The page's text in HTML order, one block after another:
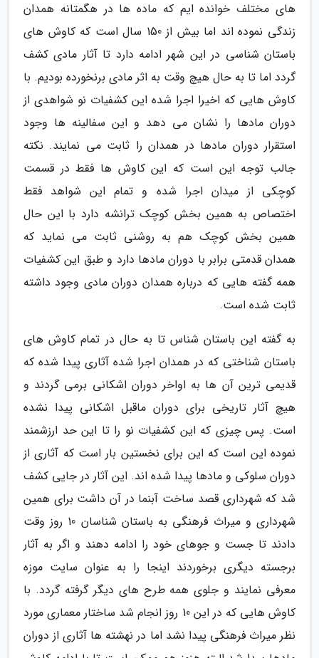
های مختلف خوانده ایم که ماده ها در هگمتانه همدان
زندگی نموده اند اما بیش از 150 سال است که کاوش های
باستان شناسی در این شهر ادامه دارد تا آثار مادی کشف
گردد اما تا به حال هیچ وقت به اثر مادی برنخورده بودیم. با
کاوش هایی که اخیرا اجرا شده این کشفیات نو شواهدی از
دوران مادها را نشان می دهد و این سفالینه ها وجود
استقرار دوران مادها در همدان را ثابت می نمایند. نکته
جالب توجه این است که این کاوش ها فقط در قسمت
کوچکی از میدان اجرا شده و تمام این شواهد فقط
اختصاص به همین بخش کوچک ترانشه دارد با این حال
همین بخش کوچک هم به روشنی ثابت می نماید که
همدان قدمتی برابر با دوران مادها دارد و طبق این کشفیات
همه گفته هایی که درباره همدان دوران مادی وجود داشته
ثابت شده است.
به گفته این باستان شناس تا به حال در تمام کاوش های
باستان شناختی که در همدان اجرا شده آثاری پیدا شده که
قدیمی ترین آن ها به اواخر دوران اشکانی برمی گردند و
هیچ آثار تاریخی برای دوران ماقبل اشکانی پیدا نشده
است. پس چیزی که این کشفیات نو را تا این حد ارزشمند
نموده این است که این برای نخستین بار است که آثاری از
دوران سلوکی و مادها پیدا شده اند. این آثار در جایی کشف
شد که شهرداری قصد ساخت آبنما در آن داشت برای همین
شهرداری و میراث فرهنگی به باستان شناسان 10 روز وقت
دادند تا جست و جوهای خود را ادامه دهند و اگر به آثار
برجسته دیگری برخوردند اینجا را به عنوان سایت موزه
معرفی نمایند و جلوی همه طرح های دیگر گرفته گردد. با
کاوش هایی که در این 10 روز انجام شد ساختار معماری مورد
نظر میراث فرهنگی پیدا نشد اما در نهشته ها آثاری از دوران